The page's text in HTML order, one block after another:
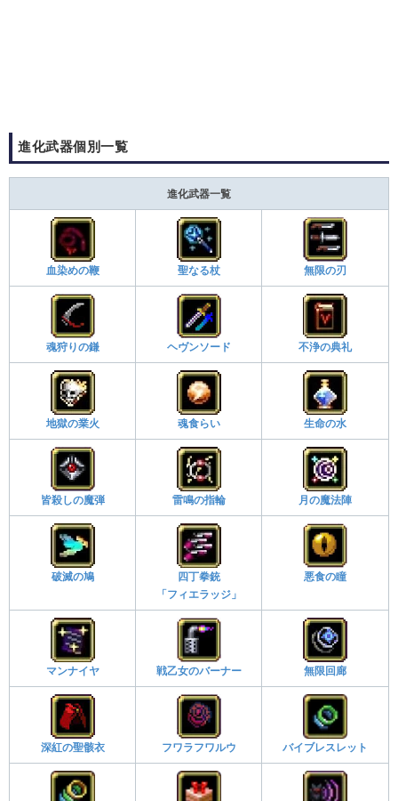
進化武器個別一覧
進化武器一覧
血染めの鞭 聖なる杖 無限の刃
魂狩りの鎌 ヘヴンソード 不浄の典礼
地獄の業火 魂食らい 生命の水
皆殺しの魔弾 雷鳴の指輪 月の魔法陣
破滅の鳩
四丁拳銃
「フィエラッジ」
悪食の瞳
マンナイヤ 戦乙女のバーナー 無限回廊
深紅の聖骸衣 フワラフワルウ バイブレスレット